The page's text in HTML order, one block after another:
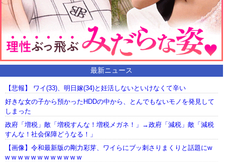
最新ニュース
【悲報】 ワイ(33)、明日嫁(34)と妊活しないといけなくて辛い
好きな女の子から預かったHDDの中から、とんでもないモノを発見して
しまった
政府「増税」敵「増税すんな！増税メガネ！」→政府「減税」敵「減税
すんな！社会保障どうなる！」
【画像】令和最新版の剛力彩芽、ワイらにブッ刺さりまくりと話題にw
w w w w w w w w w w w w